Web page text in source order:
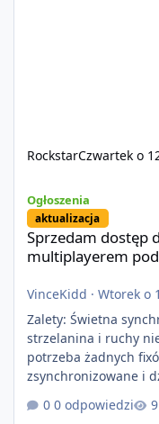
RockstarCzwartek o
Ogłoszenia
aktualizacja
Sprzedam dostęp
multiplayerem
VinceKidd · Wtorek o
Zalety: Świetna
strzelanina i ruchy
potrzeba żadnych
zsynchronizowane i działa
+ solidny antycheat na
pisanie własnych
0 odpowiedzi